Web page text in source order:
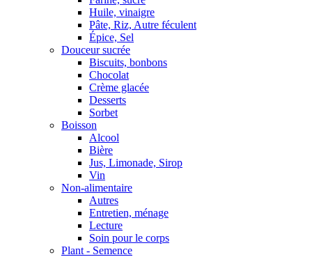
Huile, vinaigre
Pâte, Riz, Autre féculent
Épice, Sel
Douceur sucrée
Biscuits, bonbons
Chocolat
Crème glacée
Desserts
Sorbet
Boisson
Alcool
Bière
Jus, Limonade, Sirop
Vin
Non-alimentaire
Autres
Entretien, ménage
Lecture
Soin pour le corps
Plant - Semence